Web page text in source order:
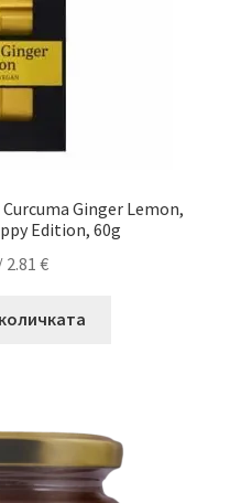
Ginger Lemon,
Edition, 60g
2.81 €